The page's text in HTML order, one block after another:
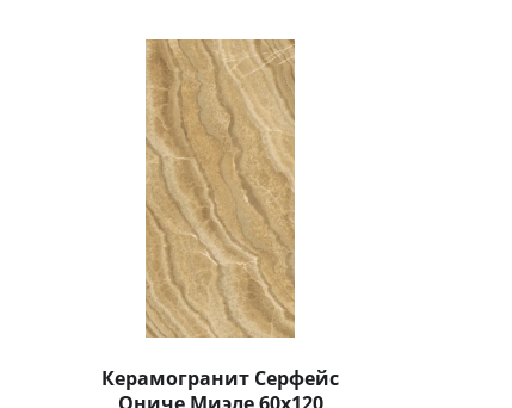
Керамогранит Серфейс